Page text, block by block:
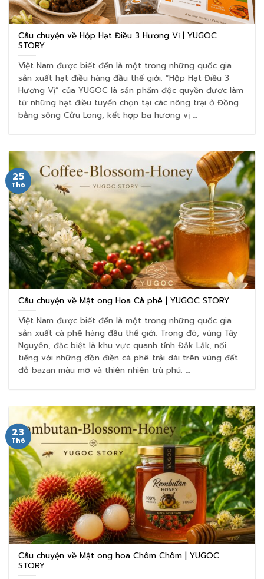
Câu chuyện về Hộp Hạt Điều 3 Hương Vị | YUGOC
STORY
Việt Nam được biết đến là một trong những quốc gia
sản xuất hạt điều hàng đầu thế giới. “Hộp Hạt Điều 3
Hương Vị” của YUGOC là sản phẩm độc quyền được làm
từ những hạt điều tuyển chọn tại các nông trại ở Đồng
bằng sông Cửu Long, kết hợp ba hương vị …
Câu chuyện về Mật ong Hoa Cà phê | YUGOC STORY
Việt Nam được biết đến là một trong những quốc gia
sản xuất cà phê hàng đầu thế giới. Trong đó, vùng Tây
Nguyên, đặc biệt là khu vực quanh tỉnh Đắk Lắk, nổi
tiếng với những đồn điền cà phê trải dài trên vùng đất
đỏ bazan màu mỡ và thiên nhiên trù phú. …
25
Th6
Câu chuyện về Mật ong hoa Chôm Chôm | YUGOC
STORY
23
Th6